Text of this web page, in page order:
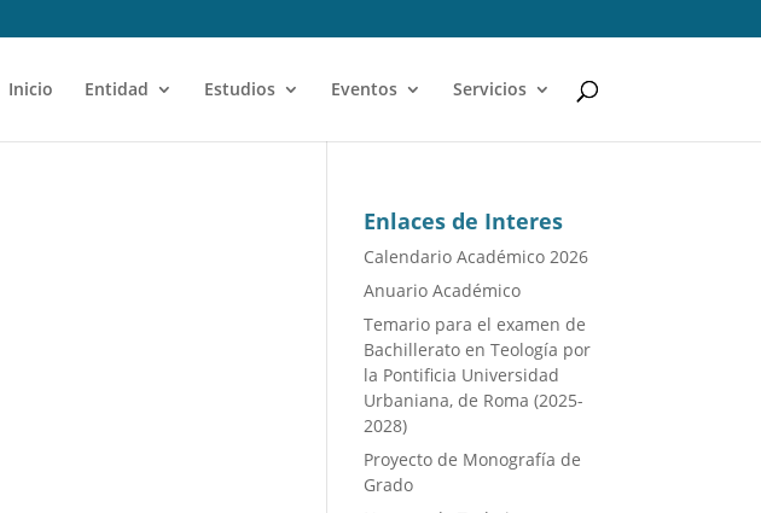
Inicio Entidad Estudios Eventos Servicios
Enlaces de Interes
Calendario Académico 2026
Anuario Académico
Temario para el examen de
Bachillerato en Teología por
la Pontificia Universidad
Urbaniana, de Roma (2025-
2028)
Proyecto de Monografía de
Grado